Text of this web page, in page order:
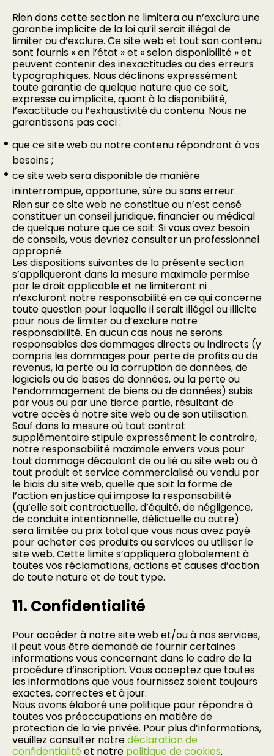
Rien dans cette section ne limitera ou n’exclura une
garantie implicite de la loi qu’il serait illégal de
limiter ou d’exclure. Ce site web et tout son contenu
sont fournis « en l’état » et « selon disponibilité » et
peuvent contenir des inexactitudes ou des erreurs
typographiques. Nous déclinons expressément
toute garantie de quelque nature que ce soit,
expresse ou implicite, quant à la disponibilité,
l’exactitude ou l’exhaustivité du contenu. Nous ne
garantissons pas ceci :
que ce site web ou notre contenu répondront à vos
besoins ;
ce site web sera disponible de manière
ininterrompue, opportune, sûre ou sans erreur.
Rien sur ce site web ne constitue ou n’est censé
constituer un conseil juridique, financier ou médical
de quelque nature que ce soit. Si vous avez besoin
de conseils, vous devriez consulter un professionnel
approprié.
Les dispositions suivantes de la présente section
s’appliqueront dans la mesure maximale permise
par le droit applicable et ne limiteront ni
n’excluront notre responsabilité en ce qui concerne
toute question pour laquelle il serait illégal ou illicite
pour nous de limiter ou d’exclure notre
responsabilité. En aucun cas nous ne serons
responsables des dommages directs ou indirects (y
compris les dommages pour perte de profits ou de
revenus, la perte ou la corruption de données, de
logiciels ou de bases de données, ou la perte ou
l’endommagement de biens ou de données) subis
par vous ou par une tierce partie, résultant de
votre accès à notre site web ou de son utilisation.
Sauf dans la mesure où tout contrat
supplémentaire stipule expressément le contraire,
notre responsabilité maximale envers vous pour
tout dommage découlant de ou lié au site web ou à
tout produit et service commercialisé ou vendu par
le biais du site web, quelle que soit la forme de
l’action en justice qui impose la responsabilité
(qu’elle soit contractuelle, d’équité, de négligence,
de conduite intentionnelle, délictuelle ou autre)
sera limitée au prix total que vous nous avez payé
pour acheter ces produits ou services ou utiliser le
site web. Cette limite s’appliquera globalement à
toutes vos réclamations, actions et causes d’action
de toute nature et de tout type.
11. Confidentialité
Pour accéder à notre site web et/ou à nos services,
il peut vous être demandé de fournir certaines
informations vous concernant dans le cadre de la
procédure d’inscription. Vous acceptez que toutes
les informations que vous fournissez soient toujours
exactes, correctes et à jour.
Nous avons élaboré une politique pour répondre à
toutes vos préoccupations en matière de
protection de la vie privée. Pour plus d’informations,
veuillez consulter notredéclaration de
confidentialitéet notre politique de cookies.